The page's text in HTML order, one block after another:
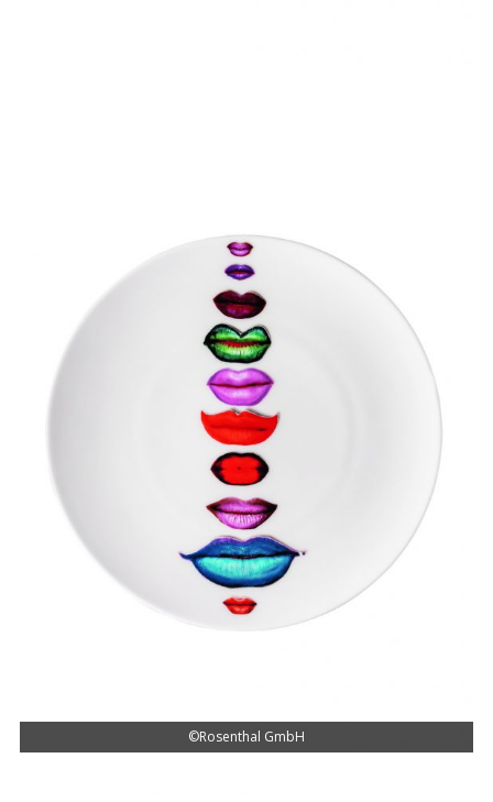
©Rosenthal GmbH